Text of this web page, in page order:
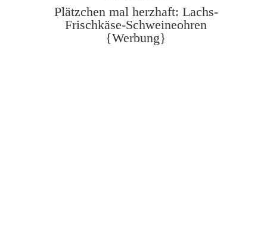
Plätzchen mal herzhaft: Lachs-
Frischkäse-Schweineohren
{Werbung}